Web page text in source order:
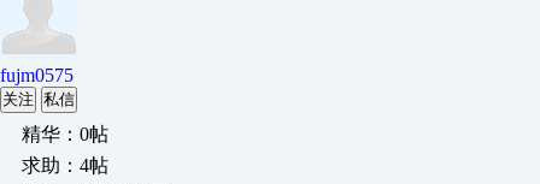
fujm0575
关注 私信
精华：0帖
求助：4帖